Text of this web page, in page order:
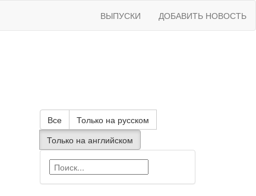
ВЫПУСКИ ДОБАВИТЬ НОВОСТЬ
Все
Только на русском
Только на английском